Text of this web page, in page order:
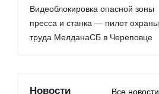
Видеоблокировка опасной зоны
пресса и станка — пилот охраны
труда МелданаСБ в Череповце
Новости Все новости